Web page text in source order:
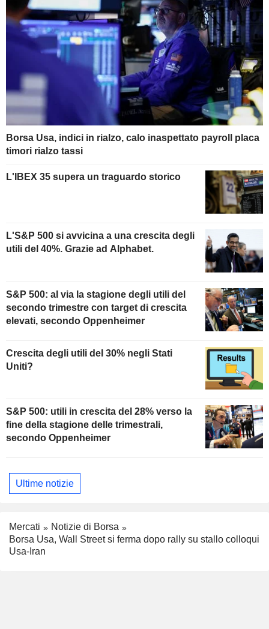
Borsa Usa, indici in rialzo, calo inaspettato payroll placa
timori rialzo tassi
L'IBEX 35 supera un traguardo storico
L'S&P 500 si avvicina a una crescita degli
utili del 40%. Grazie ad Alphabet.
S&P 500: al via la stagione degli utili del
secondo trimestre con target di crescita
elevati, secondo Oppenheimer
Crescita degli utili del 30% negli Stati
Uniti?
S&P 500: utili in crescita del 28% verso la
fine della stagione delle trimestrali,
secondo Oppenheimer
Ultime notizie
Mercati
Notizie di Borsa
Borsa Usa, Wall Street si ferma dopo rally su stallo colloqui
Usa-Iran